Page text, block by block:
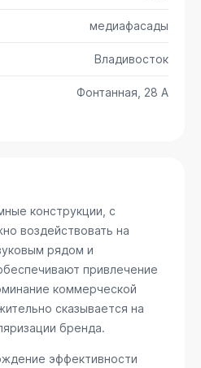
медиафасады
Владивосток
Фонтанная, 28 А
конструкции, с
воздействовать на
рядом и
привлечение
коммерческой
сказывается на
бренда.
эффективности